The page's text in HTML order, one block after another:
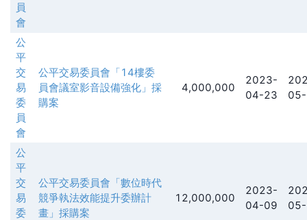
員
會
公
平
交
易
委
員
會
公平交易委員會「14樓委
員會議室影音設備強化」採
購案
4,000,000
2023-
04-23
公
平
交
易
委
公平交易委員會「數位時代
競爭執法效能提升委辦計
畫」採購案
12,000,000
2023-
04-09